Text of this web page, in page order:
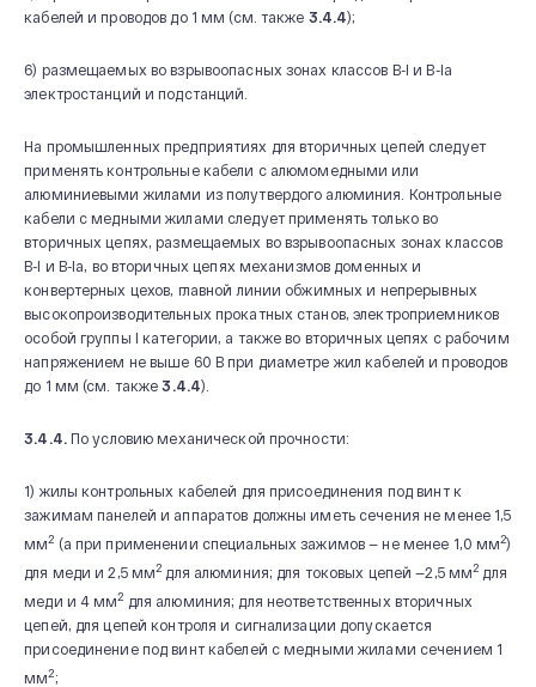
кабелей и проводов до 1 мм (см. также 3.4.4);
6) размещаемых во взрывоопасных зонах классов B-I и B-Ia
электростанций и подстанций.
На промышленных предприятиях для вторичных цепей следует
применять контрольные кабели с алюмомедными или
алюминиевыми жилами из полутвердого алюминия. Контрольные
кабели с медными жилами следует применять только во
вторичных цепях, размещаемых во взрывоопасных зонах классов
B-I и B-Ia, во вторичных цепях механизмов доменных и
конвертерных цехов, главной линии обжимных и непрерывных
высокопроизводительных прокатных станов, электроприемников
особой группы I категории, а также во вторичных цепях с рабочим
напряжением не выше 60 В при диаметре жил кабелей и проводов
до 1 мм (см. также3.4.4).
3.4.4.По условию механической прочности:
1) жилы контрольных кабелей для присоединения под винт к
зажимам панелей и аппаратов должны иметь сечения не менее 1,5
мм2 (а при применении специальных зажимов — не менее 1,0 мм2)
для меди и 2,5 мм2 для алюминия; для токовых цепей —2,5 мм2 для
меди и 4 мм2 для алюминия; для неответственных вторичных
цепей, для цепей контроля и сигнализации допускается
присоединение под винт кабелей с медными жилами сечением 1
мм2;